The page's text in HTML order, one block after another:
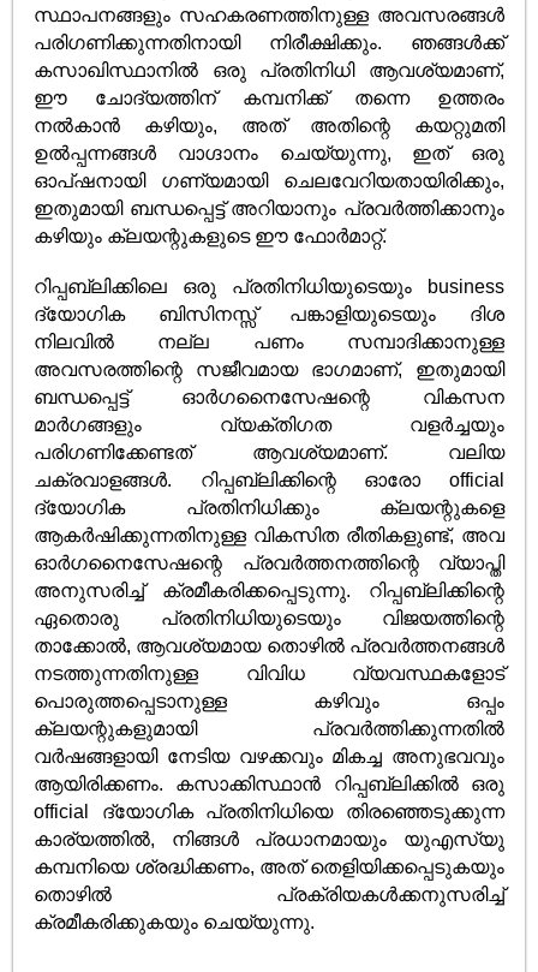
സ്ഥാപനങ്ങളും സഹകരണത്തിനുള്ള അവസരങ്ങൾ
പരിഗണിക്കുന്നതിനായി നിരീക്ഷിക്കും. ഞങ്ങൾക്ക്
കസാഖിസ്ഥാനിൽ ഒരു പ്രതിനിധി ആവശ്യമാണ്,
ഈ ചോദ്യത്തിന് കമ്പനിക്ക് തന്നെ ഉത്തരം
നൽകാൻ കഴിയും, അത് അതിന്റെ കയറ്റുമതി
ഉൽ‌പ്പന്നങ്ങൾ വാഗ്ദാനം ചെയ്യുന്നു, ഇത് ഒരു
ഓപ്ഷനായി ഗണ്യമായി ചെലവേറിയതായിരിക്കും,
ഇതുമായി ബന്ധപ്പെട്ട് അറിയാനും പ്രവർത്തിക്കാനും
കഴിയും ക്ലയന്റുകളുടെ ഈ ഫോർമാറ്റ്.
റിപ്പബ്ലിക്കിലെ ഒരു പ്രതിനിധിയുടെയും business
ദ്യോഗിക ബിസിനസ്സ് പങ്കാളിയുടെയും ദിശ
നിലവിൽ നല്ല പണം സമ്പാദിക്കാനുള്ള
അവസരത്തിന്റെ സജീവമായ ഭാഗമാണ്, ഇതുമായി
ബന്ധപ്പെട്ട് ഓർഗനൈസേഷന്റെ വികസന
മാർഗങ്ങളും വ്യക്തിഗത വളർച്ചയും
പരിഗണിക്കേണ്ടത് ആവശ്യമാണ്. വലിയ
ചക്രവാളങ്ങൾ. റിപ്പബ്ലിക്കിന്റെ ഓരോ official
ദ്യോഗിക പ്രതിനിധിക്കും ക്ലയന്റുകളെ
ആകർഷിക്കുന്നതിനുള്ള വികസിത രീതികളുണ്ട്, അവ
ഓർഗനൈസേഷന്റെ പ്രവർത്തനത്തിന്റെ വ്യാപ്തി
അനുസരിച്ച് ക്രമീകരിക്കപ്പെടുന്നു. റിപ്പബ്ലിക്കിന്റെ
ഏതൊരു പ്രതിനിധിയുടെയും വിജയത്തിന്റെ
താക്കോൽ, ആവശ്യമായ തൊഴിൽ പ്രവർത്തനങ്ങൾ
നടത്തുന്നതിനുള്ള വിവിധ വ്യവസ്ഥകളോട്
പൊരുത്തപ്പെടാനുള്ള കഴിവും ഒപ്പം
ക്ലയന്റുകളുമായി പ്രവർത്തിക്കുന്നതിൽ
വർഷങ്ങളായി നേടിയ വഴക്കവും മികച്ച അനുഭവവും
ആയിരിക്കണം. കസാക്കിസ്ഥാൻ റിപ്പബ്ലിക്കിൽ ഒരു
official ദ്യോഗിക പ്രതിനിധിയെ തിരഞ്ഞെടുക്കുന്ന
കാര്യത്തിൽ, നിങ്ങൾ പ്രധാനമായും യു‌എസ്‌യു
കമ്പനിയെ ശ്രദ്ധിക്കണം, അത് തെളിയിക്കപ്പെടുകയും
തൊഴിൽ പ്രക്രിയകൾക്കനുസരിച്ച്
ക്രമീകരിക്കുകയും ചെയ്യുന്നു.